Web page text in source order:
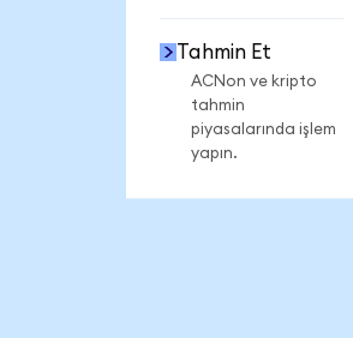
Tahmin Et
ACNon ve kripto
tahmin
piyasalarında işlem
yapın.